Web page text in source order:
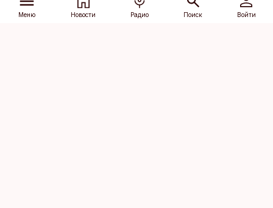
Меню Новости Радио Поиск Войти